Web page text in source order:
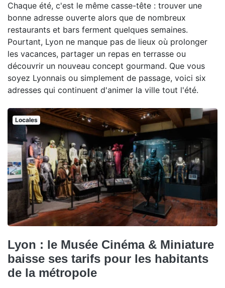
Chaque été, c'est le même casse-tête : trouver une
bonne adresse ouverte alors que de nombreux
restaurants et bars ferment quelques semaines.
Pourtant, Lyon ne manque pas de lieux où prolonger
les vacances, partager un repas en terrasse ou
découvrir un nouveau concept gourmand. Que vous
soyez Lyonnais ou simplement de passage, voici six
adresses qui continuent d'animer la ville tout l'été.
Locales
Lyon : le Musée Cinéma & Miniature
baisse ses tarifs pour les habitants
de la métropole